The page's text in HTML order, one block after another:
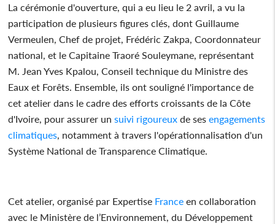
La cérémonie d'ouverture, qui a eu lieu le 2 avril, a vu la
participation de plusieurs figures clés, dont Guillaume
Vermeulen, Chef de projet, Frédéric Zakpa, Coordonnateur
national, et le Capitaine Traoré Souleymane, représentant
M. Jean Yves Kpalou, Conseil technique du Ministre des
Eaux et Forêts. Ensemble, ils ont souligné l'importance de
cet atelier dans le cadre des efforts croissants de la Côte
d'Ivoire, pour assurer un suivi rigoureux de ses engagements
climatiques , notamment à travers l'opérationnalisation d'un
Système National de Transparence Climatique.
Cet atelier, organisé par Expertise France en collaboration
avec le Ministère de l’Environnement, du Développement